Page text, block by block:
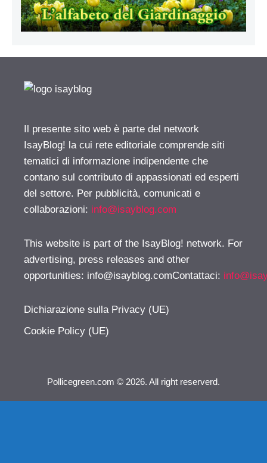
Il presente sito web è parte del network
IsayBlog! la cui rete editoriale comprende siti
tematici di informazione indipendente che
contano sul contributo di appassionati ed esperti
del settore. Per pubblicità, comunicati e
collaborazioni: info@isayblog.com
This website is part of the IsayBlog! network. For
advertising, press releases and other
opportunities: info@isayblog.comContattaci:
Dichiarazione sulla Privacy (UE)
Cookie Policy (UE)
Pollicegreen.com © 2026. All right reserverd.